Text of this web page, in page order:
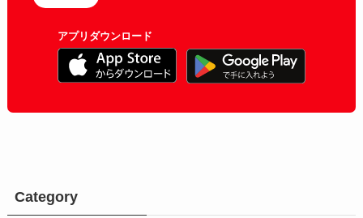
アプリダウンロード
Category